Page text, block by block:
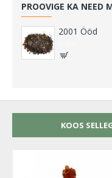
PROOVIGE KA NEED
2001 Ööd
KOOS